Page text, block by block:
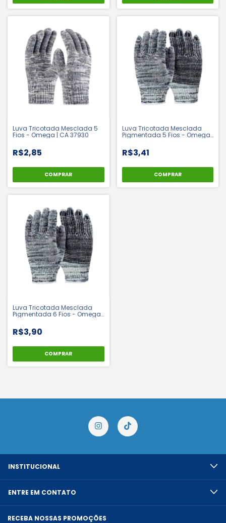
Luva Tricotada Mesclada 5
Fios - Omega | CA 37930
R$2,85
COMPRAR
Luva Tricotada Mesclada
Pigmentada 5 Fios - Omega |
R$3,41
COMPRAR
Luva Tricotada Mesclada
Pigmentada 6 Fios - Omega |
R$3,90
COMPRAR
INSTITUCIONAL
ENTRE EM CONTATO
RECEBA NOSSAS PROMOÇÕES